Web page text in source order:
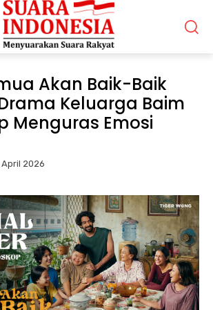
Akan Baik-Baik
Keluarga Baim
Menguras Emosi
April 2026